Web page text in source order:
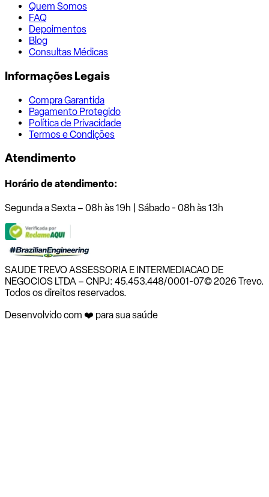
Quem Somos
FAQ
Depoimentos
Blog
Consultas Médicas
Informações Legais
Compra Garantida
Pagamento Protegido
Política de Privacidade
Termos e Condições
Atendimento
Horário de atendimento:
Segunda a Sexta – 08h às 19h | Sábado - 08h às 13h
SAUDE TREVO ASSESSORIA E INTERMEDIACAO DE
NEGOCIOS LTDA – CNPJ: 45.453.448/0001-07© 2026 Trevo.
Todos os direitos reservados.
Desenvolvido com ❤️ para sua saúde